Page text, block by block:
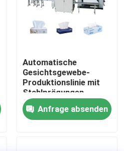
Automatische
Gesichtsgewebe-
Produktionslinie mit
Stahlprägungen
Anfrage absenden